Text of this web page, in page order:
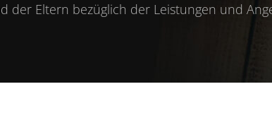
der Eltern bezüglich der Leistungen und